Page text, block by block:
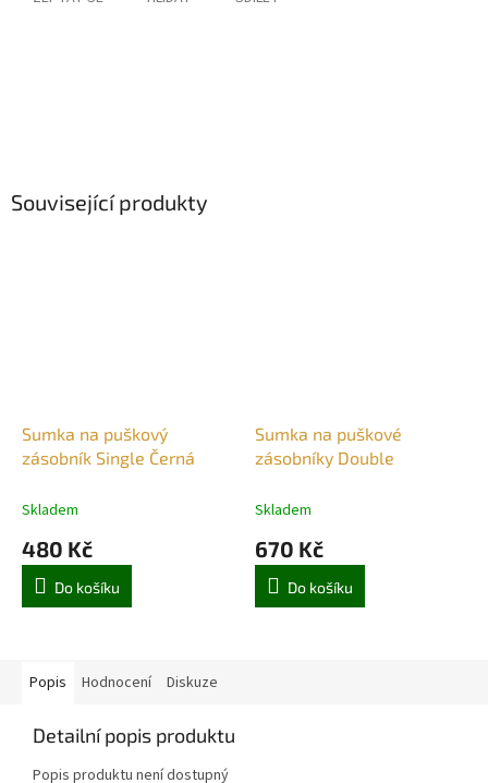
Související produkty
Sumka na puškový
zásobník Single Černá
Skladem
480 Kč
Do košíku
Sumka na puškové
zásobníky Double
Skladem
670 Kč
Do košíku
Popis Hodnocení Diskuze
Detailní popis produktu
Popis produktu není dostupný